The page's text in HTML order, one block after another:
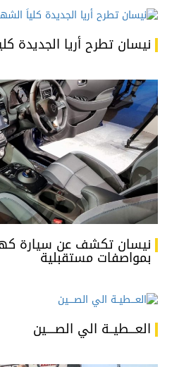
نيسان تطرح أريا الجديدة
نيسان تكشف عن سيارة
بمواصفات مستقبلية
العـــطيــة الي الصــــين